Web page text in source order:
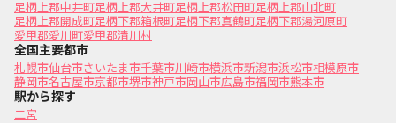
足柄上郡中井町足柄上郡大井町足柄上郡松田町足柄上郡山北町
足柄上郡開成町足柄下郡箱根町足柄下郡真鶴町足柄下郡湯河原町
愛甲郡愛川町愛甲郡清川村
全国主要都市
札幌市仙台市さいたま市千葉市川崎市横浜市新潟市浜松市相模原市
静岡市名古屋市京都市堺市神戸市岡山市広島市福岡市熊本市
駅から探す
二宮